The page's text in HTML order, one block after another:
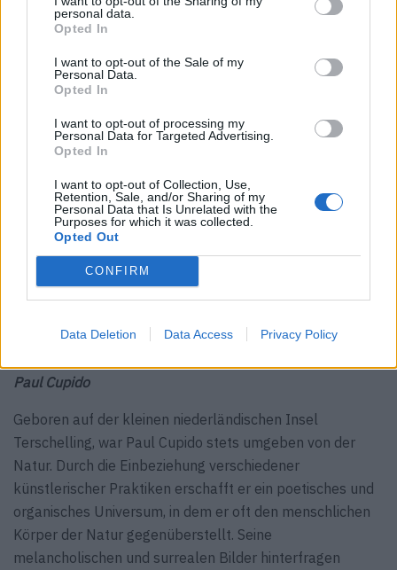
personal data.
Opted In
I want to opt-out of the Sale of my
Personal Data.
Opted In
I want to opt-out of processing my
Personal Data for Targeted Advertising.
Opted In
I want to opt-out of Collection, Use,
Retention, Sale, and/or Sharing of my
Personal Data that Is Unrelated with the
Purposes for which it was collected.
Opted Out
CONFIRM
Data Deletion Data Access Privacy Policy
Paul Cupido
Geboren auf der kleinen niederländischen Insel
Terschelling, war Paul Cupido stets umgeben von der
Natur. Durch die Einbeziehung verschiedener
künstlerischer Praktiken erschafft er ein poetisches und
organisches Universum, in dem er oft den menschlichen
Körper der Natur gegenüberstellt. Seine
melancholischen und surrealen Bilder hinterfragen